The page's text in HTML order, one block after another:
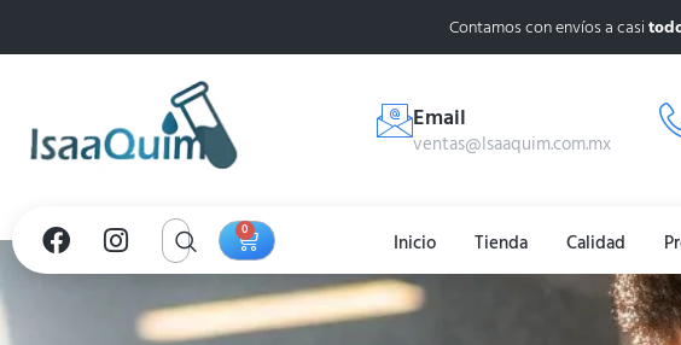
Contamos con envíos a casi
Email
ventas@Isaaquim.com.mx
0 Inicio Tienda Calidad